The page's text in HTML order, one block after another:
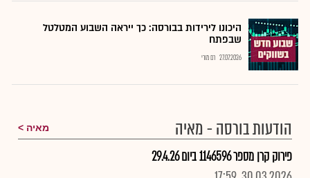
היכונו לירידות בבורסה: כך ייראה השבוע המטלטל
שבפתח
27.07.2026 רם מורי
הודעות בורסה - מאיה מאיה
פירוק קרן מספר 1146596 ביום 29.4.26